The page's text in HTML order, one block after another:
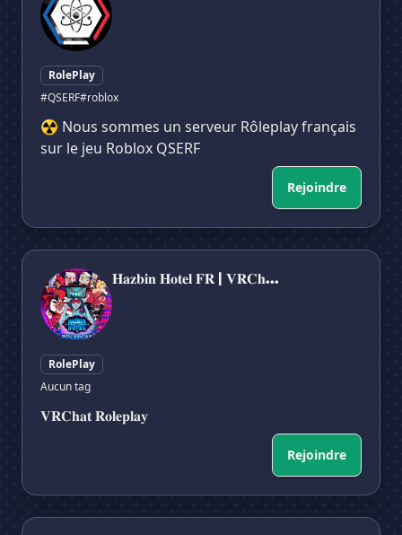
RolePlay
#QSERF#roblox
☢️ Nous sommes un serveur Rôleplay français
sur le jeu Roblox QSERF
Rejoindre
𝐇𝐚𝐳𝐛𝐢𝐧 𝐇𝐨𝐭𝐞𝐥 𝐅𝐑 | 𝐕𝐑𝐂𝐡𝐚𝐭 𝐑𝐨𝐥𝐞𝐩𝐥𝐚𝐲
𝐇𝐚𝐳𝐛𝐢𝐧 𝐇𝐨𝐭𝐞𝐥 𝐅𝐑 | 𝐕𝐑𝐂𝐡...
RolePlay
Aucun tag
𝐕𝐑𝐂𝐡𝐚𝐭 𝐑𝐨𝐥𝐞𝐩𝐥𝐚𝐲
Rejoindre
Police Nationale | GLRP